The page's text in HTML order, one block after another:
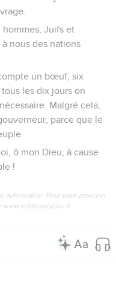
hommes, Juifs et
nous des nations
un bœuf, six
les dix jours on
Malgré cela,
parce que le
ô mon Dieu, à cause
!
autorisation. Pour vous procurer
www.editionsbiblio.fr